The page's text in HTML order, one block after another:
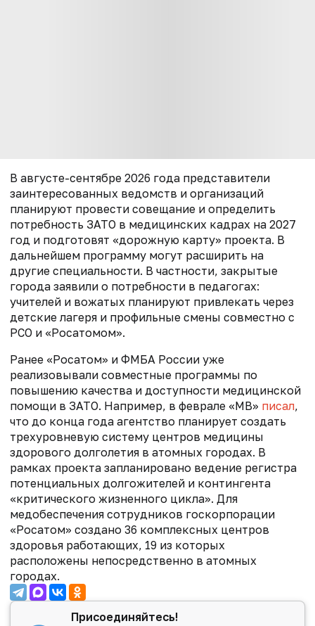
В августе-сентябре 2026 года представители
заинтересованных ведомств и организаций
планируют провести совещание и определить
потребность ЗАТО в медицинских кадрах на 2027
год и подготовят «дорожную карту» проекта. В
дальнейшем программу могут расширить на
другие специальности. В частности, закрытые
города заявили о потребности в педагогах:
учителей и вожатых планируют привлекать через
детские лагеря и профильные смены совместно с
РСО и «Росатомом».
Ранее «Росатом» и ФМБА России уже
реализовывали совместные программы по
повышению качества и доступности медицинской
помощи в ЗАТО. Например, в феврале «МВ» писал,
что до конца года агентство планирует создать
трехуровневую систему центров медицины
здорового долголетия в атомных городах. В
рамках проекта запланировано ведение регистра
потенциальных долгожителей и контингента
«критического жизненного цикла». Для
медобеспечения сотрудников госкорпорации
«Росатом» создано 36 комплексных центров
здоровья работающих, 19 из которых
расположены непосредственно в атомных
городах.
Присоединяйтесь!